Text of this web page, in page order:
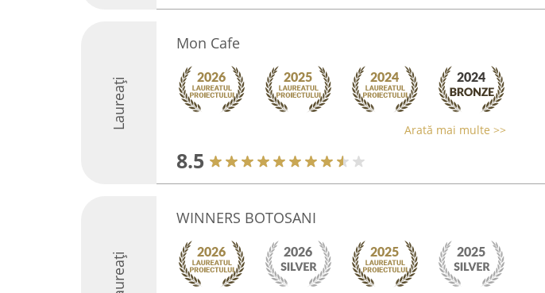
Laureați
Mon Cafe
Arată mai multe >>
8.5
Laureați
WINNERS BOTOSANI